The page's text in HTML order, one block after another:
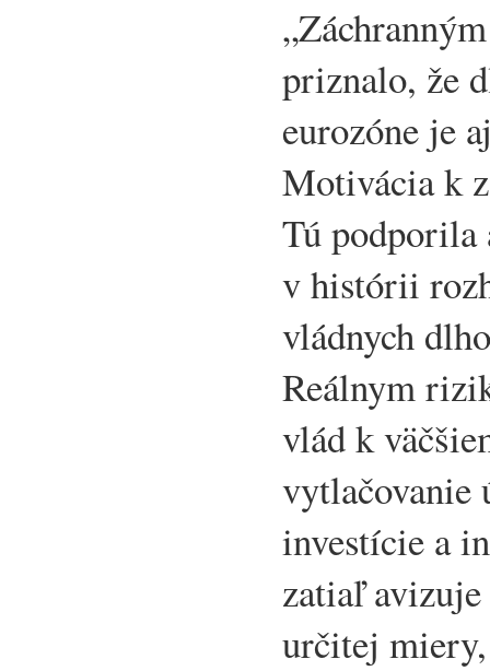
priznalo, že
eurozóne je
Motivácia k
Tú podporila
v histórii
vládnych
Reálnym
vlád k
vytlačovanie
investície a
zatiaľ avizuje
určitej miery,